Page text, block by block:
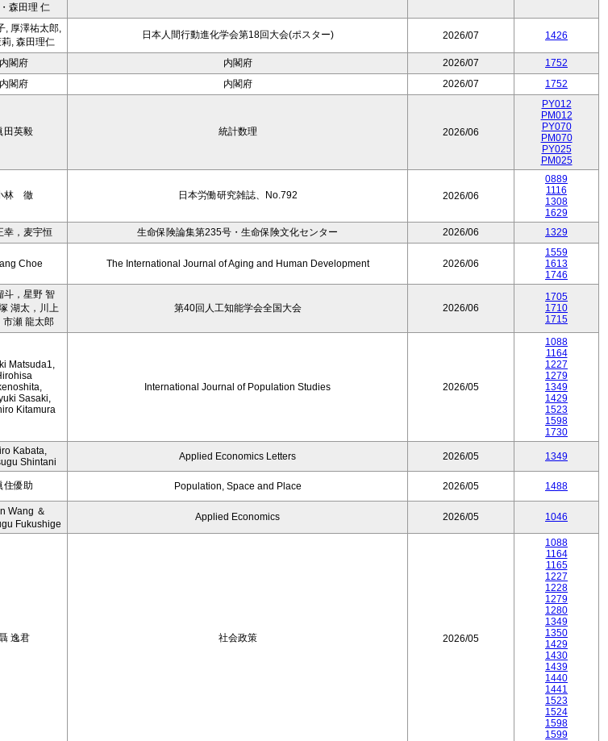
森田理 仁
, 厚澤祐太郎,
, 森田理仁
日本人間行動進化学会第18回大会(ポスター) 2026/07 1426
内閣府 内閣府 2026/07
1752
内閣府 内閣府 2026/07 1752
田英毅 統計数理 2026/06
PY012
PM012
PY070
PM070
PY025
PM025
林 徹 日本労働研究雑誌、No.792 2026/06
0889
1116
1308
1629
幸，麦宇恒 生命保険論集第235号・生命保険文化センター 2026/06 1329
Choe The International Journal of Aging and Human Development 2026/06
1559
1613
1746
斗，星野 智
湖太，川上
市瀬 龍太郎
第40回人工知能学会全国大会 2026/06
1705
1710
1715
Matsuda1,
Sasaki,
Kitamura
International Journal of Population Studies 2026/05
1088
1164
1227
1279
1349
1429
1523
1598
1730
Kabata,
Shintani
Applied Economics Letters 2026/05 1349
住優助 Population, Space and Place 2026/05 1488
Wang ＆
Fukushige
Applied Economics 2026/05 1046
逸君 社会政策 2026/05
1088
1164
1165
1227
1228
1279
1280
1349
1350
1429
1430
1439
1440
1441
1523
1524
1598
1599